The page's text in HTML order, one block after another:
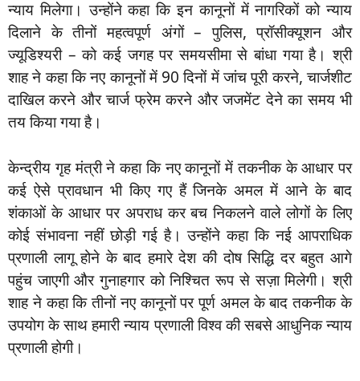
न्याय मिलेगा। उन्होंने कहा कि इन कानूनों में नागरिकों को न्याय
दिलाने के तीनों महत्वपूर्ण अंगों – पुलिस, प्रॉसीक्यूशन और
ज्यूडिश्यरी – को कई जगह पर समयसीमा से बांधा गया है। श्री
शाह ने कहा कि नए कानूनों में 90 दिनों में जांच पूरी करने, चार्जशीट
दाखिल करने और चार्ज फ्रेम करने और जजमेंट देने का समय भी
तय किया गया है।
केन्द्रीय गृह मंत्री ने कहा कि नए कानूनों में तकनीक के आधार पर
कई ऐसे प्रावधान भी किए गए हैं जिनके अमल में आने के बाद
शंकाओं के आधार पर अपराध कर बच निकलने वाले लोगों के लिए
कोई संभावना नहीं छोड़ी गई है। उन्होंने कहा कि नई आपराधिक
प्रणाली लागू होने के बाद हमारे देश की दोष सिद्धि दर बहुत आगे
पहुंच जाएगी और गुनाहगार को निश्चित रूप से सज़ा मिलेगी। श्री
शाह ने कहा कि तीनों नए कानूनों पर पूर्ण अमल के बाद तकनीक के
उपयोग के साथ हमारी न्याय प्रणाली विश्व की सबसे आधुनिक न्याय
प्रणाली होगी।